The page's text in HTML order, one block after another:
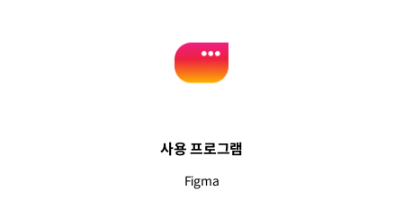
사용 프로그램
Figma